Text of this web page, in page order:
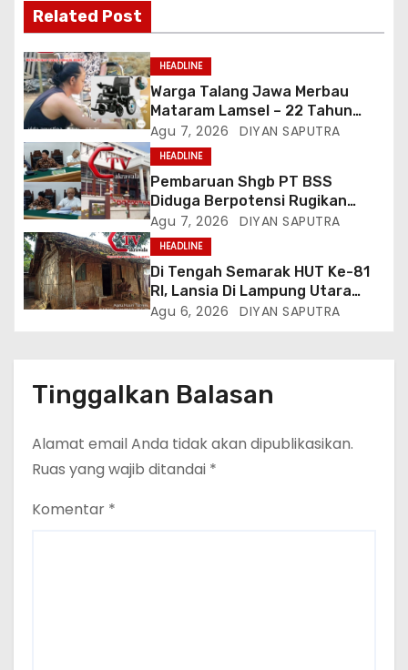
Related Post
HEADLINE
Warga Talang Jawa Merbau
Mataram Lamsel – 22 Tahun
Lumpuh Vina Agustina Viral Di
Tiktok Inginkan Kursi Roda
Listrik, Kepala Perwakilan
Provinsi Lampung Media
Cakrawala Tv Meminta Pemda
Lamsel Bertindak
Agu 7, 2026 DIYAN SAPUTRA
HEADLINE
Pembaruan Shgb PT BSS
Diduga Berpotensi Rugikan
Negara, Kementrian ATR/BPN Di
Gugat Di PTUN Jakarta
Agu 7, 2026 DIYAN SAPUTRA
HEADLINE
Di Tengah Semarak HUT Ke-81
RI, Lansia Di Lampung Utara
Hidup Memprihatinkan
Agu 6, 2026 DIYAN SAPUTRA
Tinggalkan Balasan
Alamat email Anda tidak akan dipublikasikan.
Ruas yang wajib ditandai *
Komentar *